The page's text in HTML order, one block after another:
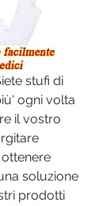
stufi di
ogni volta
il vostro
soluzione
prodotti